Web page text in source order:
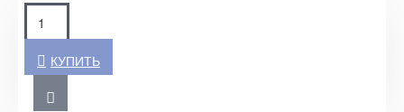
КУПИТЬ